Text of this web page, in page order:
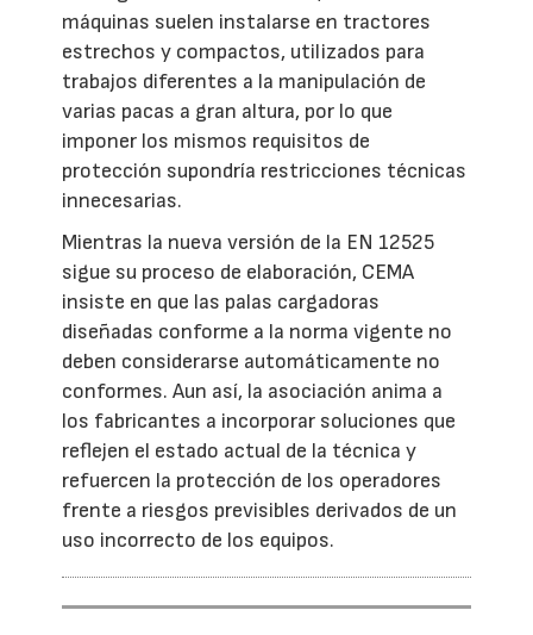
máquinas suelen instalarse en tractores
estrechos y compactos, utilizados para
trabajos diferentes a la manipulación de
varias pacas a gran altura, por lo que
imponer los mismos requisitos de
protección supondría restricciones técnicas
innecesarias.
Mientras la nueva versión de la EN 12525
sigue su proceso de elaboración, CEMA
insiste en que las palas cargadoras
diseñadas conforme a la norma vigente no
deben considerarse automáticamente no
conformes. Aun así, la asociación anima a
los fabricantes a incorporar soluciones que
reflejen el estado actual de la técnica y
refuercen la protección de los operadores
frente a riesgos previsibles derivados de un
uso incorrecto de los equipos.